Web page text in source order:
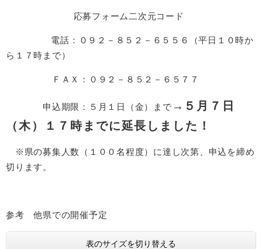
応募フォーム二次元コード
電話：０９２－８５２－６５５６（平日１０時か
ら１７時まで）
ＦＡＸ：０９２－８５２－６５７７
申込期限：５月１日（金）まで → ５月７日
（木）１７時までに延長しました！
※県の募集人数（１００名程度）に達し次第、申込を締め
切ります。
参考 他県での開催予定
表のサイズを切り替える